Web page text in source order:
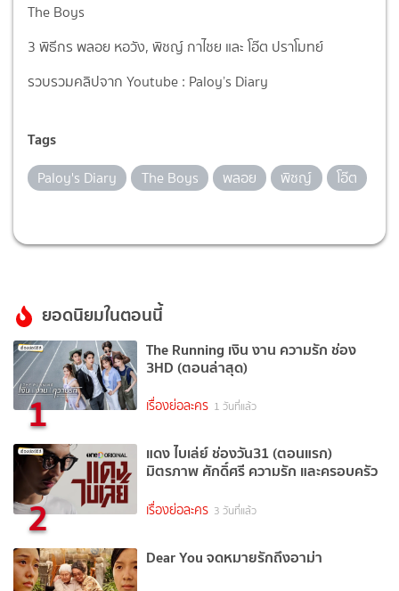
The Boys
3 พิธีกร พลอย หอวัง, พิชญ์ กาไชย และ โอ๊ต ปราโมทย์
รวบรวมคลิปจาก Youtube : Paloy’s Diary
Tags
Paloy's Diary The Boys พลอย พิชญ์ โอ๊ต
ยอดนิยมในตอนนี้
1
The Running เงิน งาน ความรัก ช่อง
3HD (ตอนล่าสุด)
เรื่องย่อละคร 1 วันที่แล้ว
2
แดง ไบเล่ย์ ช่องวัน31 (ตอนแรก)
มิตรภาพ ศักดิ์ศรี ความรัก และครอบครัว
เรื่องย่อละคร 3 วันที่แล้ว
Dear You จดหมายรักถึงอาม่า